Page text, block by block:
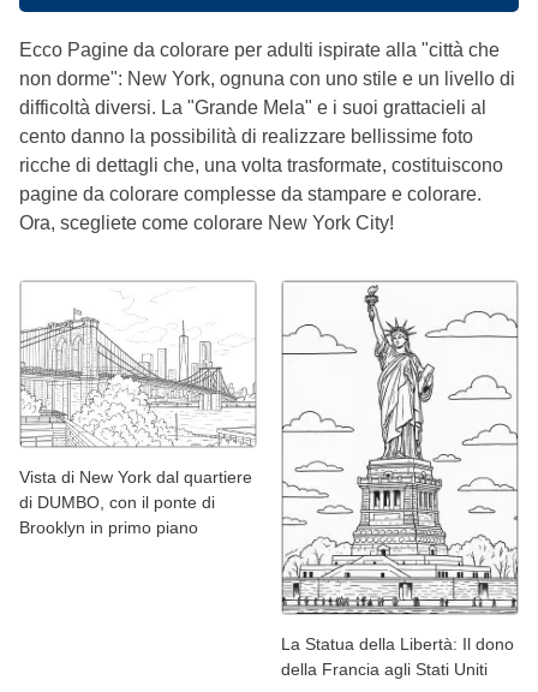
Ecco Pagine da colorare per adulti ispirate alla "città che
non dorme": New York, ognuna con uno stile e un livello di
difficoltà diversi. La "Grande Mela" e i suoi grattacieli al
cento danno la possibilità di realizzare bellissime foto
ricche di dettagli che, una volta trasformate, costituiscono
pagine da colorare complesse da stampare e colorare.
Ora, scegliete come colorare New York City!
Vista di New York dal quartiere
di DUMBO, con il ponte di
Brooklyn in primo piano
La Statua della Libertà: Il dono
della Francia agli Stati Uniti